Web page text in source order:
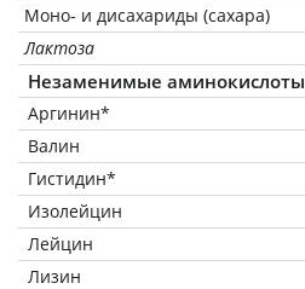
Моно- и дисахариды (сахара)
Лактоза
Незаменимые аминокислоты
Аргинин*
Валин
Гистидин*
Изолейцин
Лейцин
Лизин